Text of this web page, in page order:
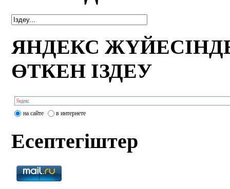
ЯНДЕКС
ӨТКЕН ІЗДЕУ
на сайте в интернете
Есептегіштер